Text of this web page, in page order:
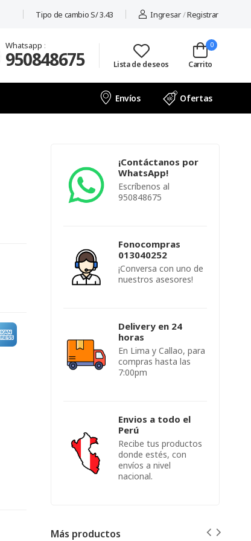
Tipo de cambio S/ 3.43 Ingresar /Registrar
Whatsapp :
950848675 Lista de deseos
0
Carrito
Envíos Ofertas
¡Contáctanos por
WhatsApp!
Escríbenos al
950848675
Fonocompras
013040252
¡Conversa con uno de
nuestros asesores!
Delivery en 24
horas
En Lima y Callao, para
compras hasta las
7:00pm
Envios a todo el
Perú
Recibe tus productos
donde estés, con
envíos a nivel
nacional.
Más productos